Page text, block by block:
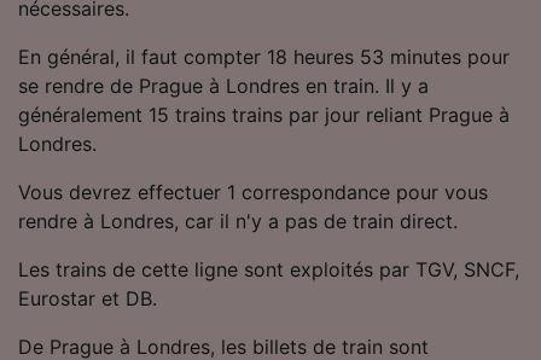
nécessaires.
En général, il faut compter 18 heures 53 minutes pour
se rendre de Prague à Londres en train. Il y a
généralement 15 trains trains par jour reliant Prague à
Londres.
Vous devrez effectuer 1 correspondance pour vous
rendre à Londres, car il n'y a pas de train direct.
Les trains de cette ligne sont exploités par TGV, SNCF,
Eurostar et DB.
De Prague à Londres, les billets de train sont
Utiliser des données de géolocalisation
précises. Analyser activement les
caractéristiques de l’appareil pour
l’identification. Stocker et/ou accéder à des
informations sur un appareil. Publicités et
contenu personnalisés, mesure de
études d’audience et développement de
services.
Liste de nos partenaires (fournisseurs)